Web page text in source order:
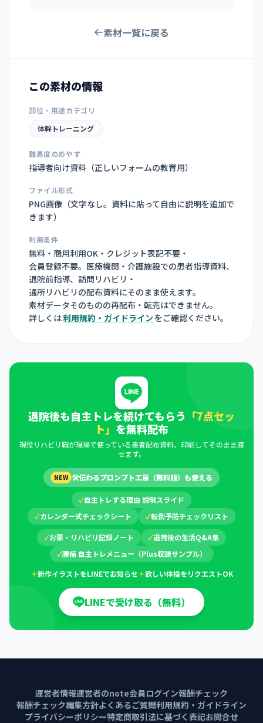
素材一覧に戻る
この素材の情報
部位・用途カテゴリ
体幹トレーニング
難易度のめやす
指導者向け資料（正しいフォームの教育用）
ファイル形式
PNG画像（文字なし。資料に貼って自由に説明を追加で
きます）
利用条件
無料・商用利用OK・クレジット表記不要・
会員登録不要。医療機関・介護施設での患者指導資料、
退院前指導、訪問リハビリ・
通所リハビリの配布資料にそのまま使えます。
素材データそのものの再配布・転売はできません。
詳しくは利用規約・ガイドライン をご確認ください。
退院後も自主トレを続けてもらう 「7点セッ
ト」 を無料配布
現役リハビリ職が現場で使っている患者配布資料。印刷してそのまま渡
せます。
NEW 🛠伝わるプロンプト工房（無料版）も使える
✓自主トレする理由 説明スライド
✓カレンダー式チェックシート ✓転倒予防チェックリスト
✓お薬・リハビリ記録ノート ✓退院後の生活Q&A集
✓腰痛 自主トレメニュー（Plus収録サンプル）
＋新作イラストをLINEでお知らせ＋欲しい体操をリクエストOK
LINEで受け取る（無料）
運営者情報運営者のnote会員ログイン報酬チェック
報酬チェック編集方針よくあるご質問利用規約・ガイドライン
プライバシーポリシー特定商取引法に基づく表記お問合せ